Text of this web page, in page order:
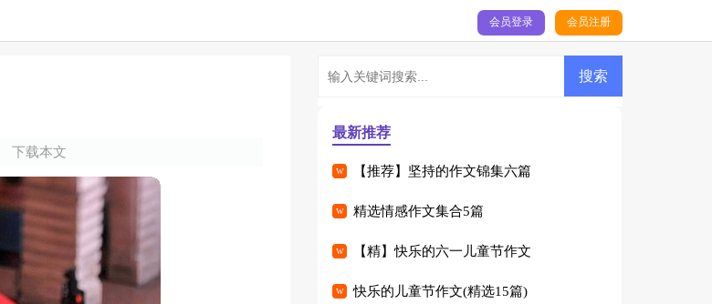
会员登录 会员注册
下载本文
最新推荐
【推荐】坚持的作文锦集六篇
精选情感作文集合5篇
【精】快乐的六一儿童节作文
快乐的儿童节作文(精选15篇)